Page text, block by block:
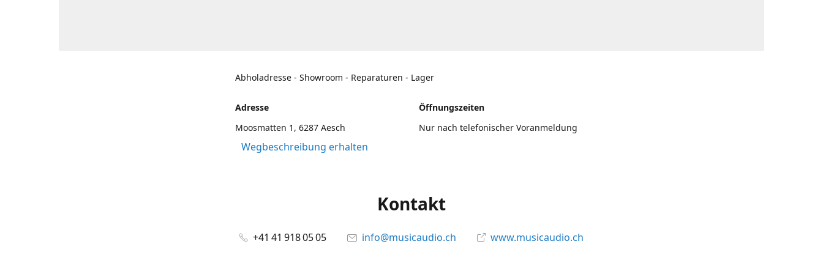
Abholadresse - Showroom - Reparaturen - Lager
Adresse
Moosmatten 1, 6287 Aesch
Wegbeschreibung erhalten
Öffnungszeiten
Nur nach telefonischer Voranmeldung
Kontakt
+41 41 918 05 05 info@musicaudio.ch www.musicaudio.ch